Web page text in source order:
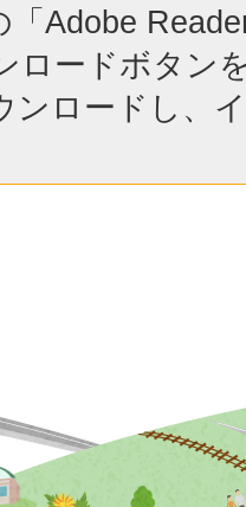
Adobe
ロードボタン
ンロードし、